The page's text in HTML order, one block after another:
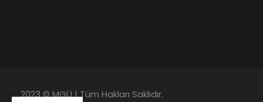
2023 © MGÜ | Tüm Hakları Saklıdır.